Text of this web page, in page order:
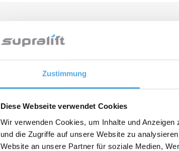
Zustimmung
Diese Webseite verwendet Cookies
Wir verwenden Cookies, um Inhalte und
und die Zugriffe auf unsere Website zu
Website an unsere Partner für soziale Medien,